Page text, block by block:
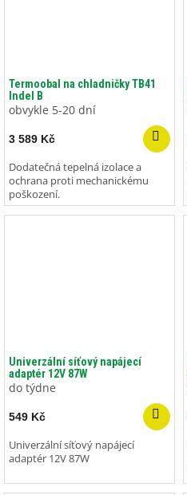
Termoobal na chladničky TB41
Indel B
obvykle 5-20 dní
3 589 Kč
Dodatečná tepelná izolace a
ochrana proti mechanickému
poškození.
Univerzální síťový napájecí
adaptér 12V 87W
do týdne
549 Kč
Univerzální síťový napájecí
adaptér 12V 87W